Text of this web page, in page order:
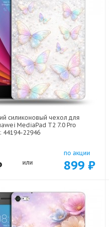
силиконовый чехол для
MediaPad T2 7.0 Pro
44194-22946
или
по акции
899 ₽